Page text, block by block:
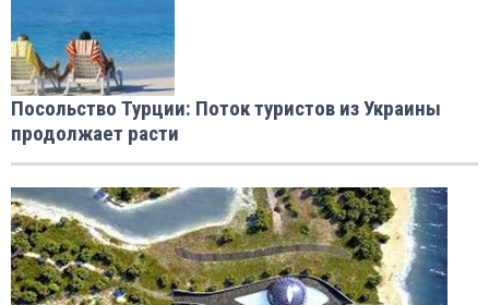
Посольство Турции: Поток туристов из Украины
продолжает расти